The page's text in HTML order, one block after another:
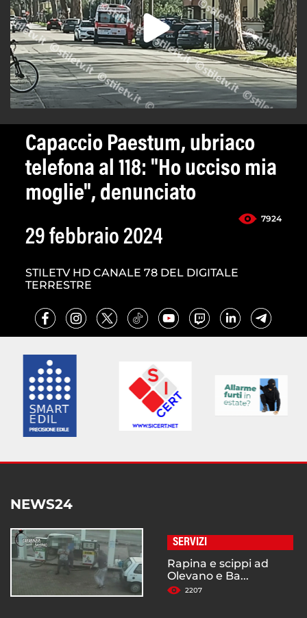
Capaccio Paestum, ubriaco
telefona al 118: "Ho ucciso mia
moglie", denunciato
7924
29 febbraio 2024
STILETV HD CANALE 78 DEL DIGITALE
TERRESTRE
NEWS24
SERVIZI
Rapina e scippi ad
Olevano e Ba...
2207